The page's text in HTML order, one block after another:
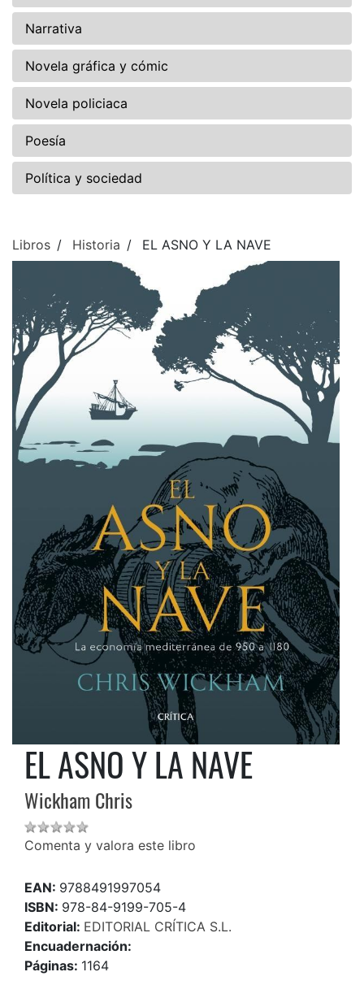
Narrativa
Novela gráfica y cómic
Novela policiaca
Poesía
Política y sociedad
Libros Historia EL ASNO Y LA NAVE
EL ASNO Y LA NAVE
Wickham Chris
Comenta y valora este libro
EAN: 9788491997054
ISBN: 978-84-9199-705-4
Editorial: EDITORIAL CRÍTICA S.L.
Encuadernación:
Páginas: 1164